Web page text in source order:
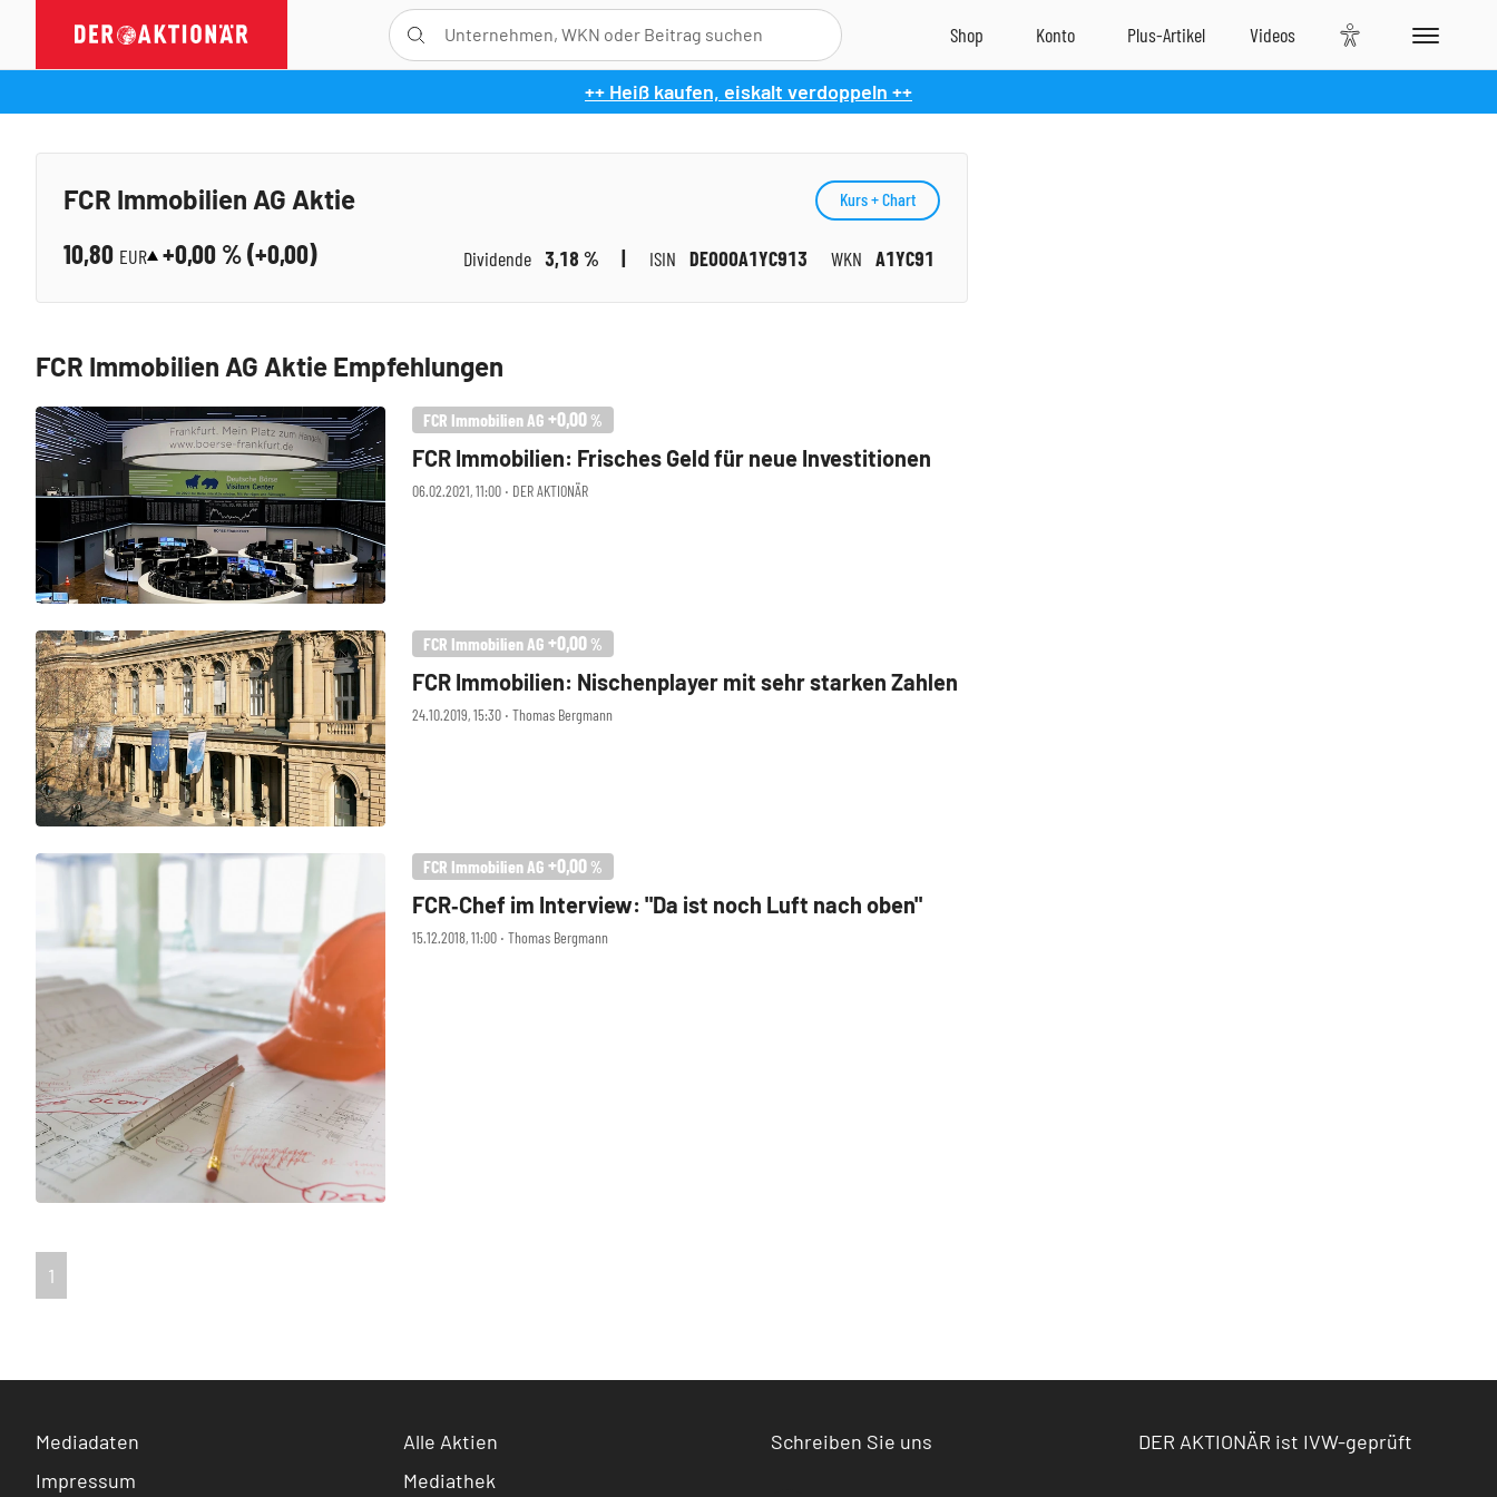
++ Heiß kaufen, eiskalt verdoppeln ++
FCR Immobilien AG Aktie
10,80 EUR +0,00 % (+0,00) Dividende 3,18 % ISIN DE000A1YC913 WKN A1YC91
Kurs + Chart
FCR Immobilien AG Aktie Empfehlungen
FCR Immobilien AG +0,00 %
06.02.2021, 11:00 ‧ DER AKTIONÄR
FCR Immobilien: Frisches Geld für neue Investitionen
FCR Immobilien AG +0,00 %
24.10.2019, 15:30 ‧ Thomas Bergmann
FCR Immobilien: Nischenplayer mit sehr starken Zahlen
FCR Immobilien AG +0,00 %
15.12.2018, 11:00 ‧ Thomas Bergmann
FCR‑Chef im Interview: "Da ist noch Luft nach oben"
1
Mediadaten
Impressum
Alle Aktien
Mediathek
Schreiben Sie uns DER AKTIONÄR ist IVW-geprüft